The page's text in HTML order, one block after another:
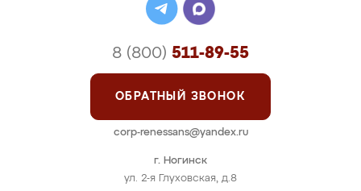
г. Ногинск
ул. 2-я Глуховская, д.8
8 (800) 511-89-55
ОБРАТНЫЙ ЗВОНОК
corp-renessans@yandex.ru